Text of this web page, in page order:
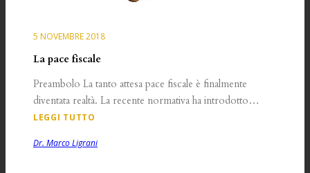
5 NOVEMBRE 2018
La pace fiscale
Preambolo La tanto attesa pace fiscale è finalmente
diventata realtà. La recente normativa ha introdotto…
LEGGI TUTTO
Dr. Marco Ligrani